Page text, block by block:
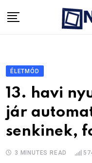
ÉLETMÓD
13. havi
jár
senkinek,
3 MINUTES READ